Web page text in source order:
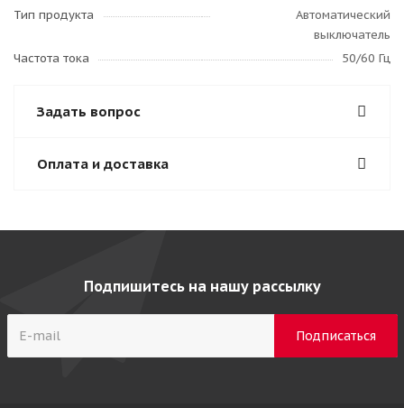
Тип продукта
Автоматический
выключатель
Частота тока
50/60 Гц
Задать вопрос
Оплата и доставка
Подпишитесь на нашу рассылку